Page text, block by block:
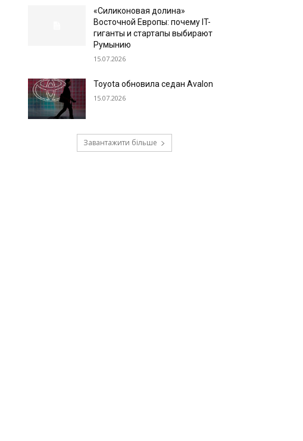
«Силиконовая долина»
Восточной Европы: почему IT-
гиганты и стартапы выбирают
Румынию
15.07.2026
Toyota обновила седан Avalon
15.07.2026
Завантажити більше